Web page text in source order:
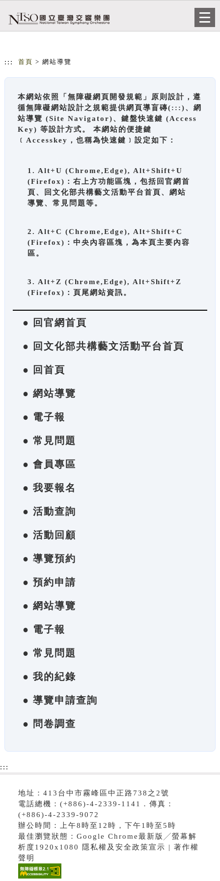
::: 首頁 > 網站導覽
本網站依照「無障礙網頁開發規範」原則設計，遵
循無障礙網站設計之規範提供網頁導盲磚(:::)、網
站導覽 (Site Navigator)、鍵盤快速鍵 (Access
Key) 等設計方式。 本網站的便捷鍵
﹝Accesskey，也稱為快速鍵﹞設定如下：
1. Alt+U (Chrome,Edge), Alt+Shift+U
(Firefox)：右上方功能區塊，包括回官網首
頁、回文化部共構藝文活動平台首頁、網站
導覽、常見問題等。
2. Alt+C (Chrome,Edge), Alt+Shift+C
(Firefox)：中央內容區塊，為本頁主要內容
區。
3. Alt+Z (Chrome,Edge), Alt+Shift+Z
(Firefox)：頁尾網站資訊。
● 回官網首頁
● 回文化部共構藝文活動平台首頁
● 回首頁
● 網站導覽
● 電子報
● 常見問題
● 會員專區
● 我要報名
● 活動查詢
● 活動回顧
● 導覽預約
● 預約申請
● 網站導覽
● 電子報
● 常見問題
● 我的紀錄
● 導覽申請查詢
● 問卷調查
:::
地址：413台中市霧峰區中正路738之2號
電話總機：(+886)-4-2339-1141．傳真：
(+886)-4-2339-9072
辦公時間：上午8時至12時，下午1時至5時
最佳瀏覽狀態：Google Chrome最新版╱螢幕解
析度1920x1080 隱私權及安全政策宣示 | 著作權
聲明